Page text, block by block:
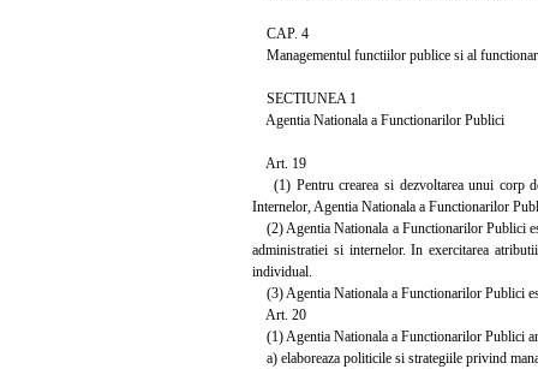
CAP. 4
Managementul functiilor publice si al
SECTIUNEA 1
Agentia Nationala a Functionarilor Publici
Art. 19
(1) Pentru crearea si dezvoltarea unui corp
Internelor, Agentia Nationala a Functionarilor
(2) Agentia Nationala a Functionarilor Publici
administratiei si internelor. In exercitarea
individual.
(3) Agentia Nationala a Functionarilor Publici
Art. 20
(1) Agentia Nationala a Functionarilor Publici
a) elaboreaza politicile si strategiile privind